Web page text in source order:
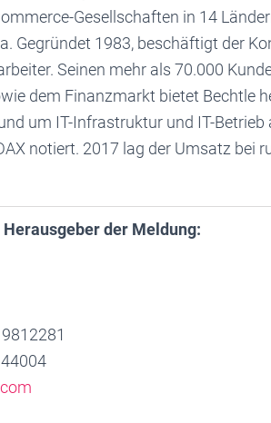
Gesellschaften in 14
Gegründet 1983, beschäftigt der
Seinen mehr als 70.000
dem Finanzmarkt bietet Bechtle
um IT-Infrastruktur und IT-
notiert. 2017 lag der Umsatz bei
der Meldung: